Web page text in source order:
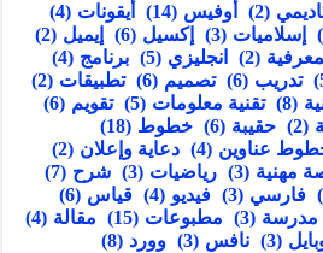
(2) أوفيس (14) أيقونات (4)
إسلاميات (3) إكسيل (6) إيميل (2)
(2) انجليزي (5) برنامج (4)
تدريب (6) تصميم (6) تطبيقات (2)
(8) تقنية معلومات (5) تقويم (6)
(2) حقيبة (6) خطوط (18)
عناوين (4) دعاية وإعلان (2)
مهنية (3) رياضيات (3) شرح (7)
فارسي (3) فيديو (4) قياس (6)
مدرسة (3) مطبوعات (15) مقالة (4)
(3) نافس (3) وورد (8)